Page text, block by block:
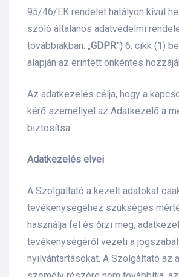
95/46/EK rendelet hatályon kívül
szóló általános adatvédelmi
továbbiakban: „GDPR”) 6. cikk (1)
alapján az érintett önkéntes
Az adatkezelés célja, hogy a
kérő személlyel az Adatkezelő a
biztosítsa.
Adatkezelés elvei
A Szolgáltató a kezelt adatokat
tevékenységéhez szükséges
használja fel és őrzi meg,
tevékenységéről vezeti a
nyilvántartásokat. A Szolgáltató az